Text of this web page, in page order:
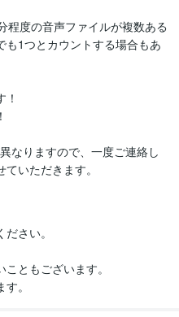
程度の音声ファイルが複数ある
1つとカウントする場合もあ
なりますので、一度ご連絡し
いただきます。
さい。
ともございます。
。